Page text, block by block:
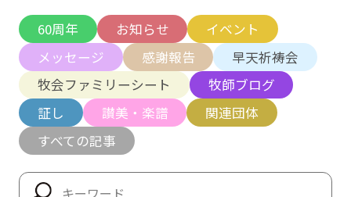
60周年 お知らせ
イベント
メッセージ
感謝報告
早天祈祷会
牧会ファミリーシート
牧師ブログ
証し
讃美・楽譜
関連団体
すべての記事